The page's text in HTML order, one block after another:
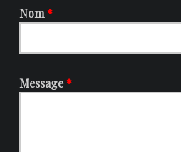
Nom*
Message*